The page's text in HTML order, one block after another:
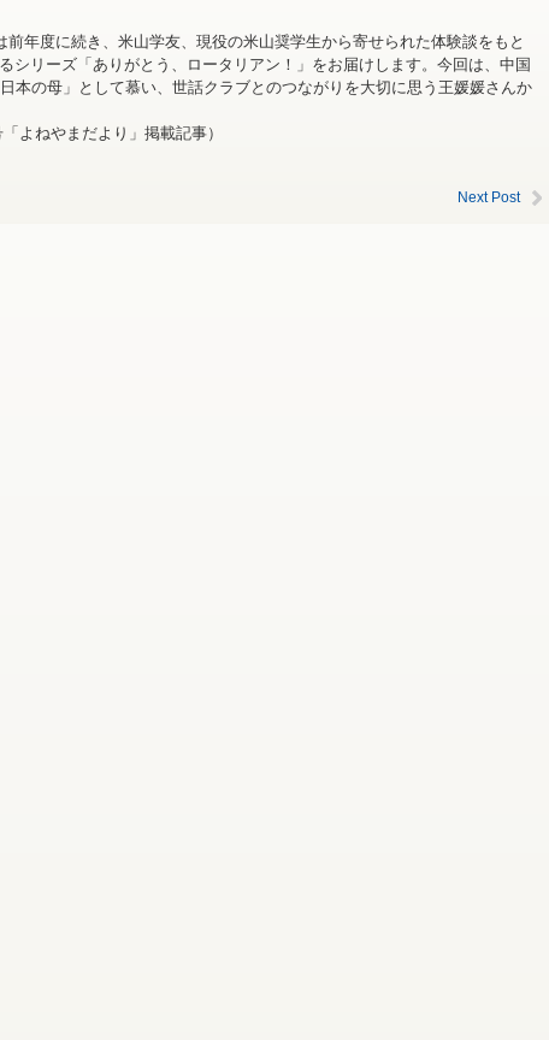
年度に続き、米山学友、現役の米山奨学生から寄せられた体験談をもと
シリーズ「ありがとう、ロータリアン！」をお届けします。今回は、中国
本の母」として慕い、世話クラブとのつながりを大切に思う王媛媛さんか
よねやまだより」掲載記事）
Next Post